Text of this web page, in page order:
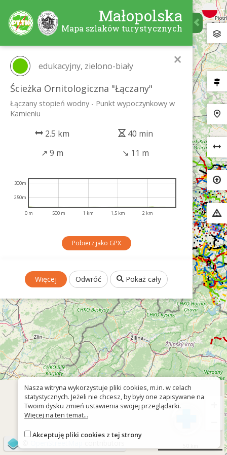
Małopolska
Mapa szlaków turystycznych
×
edukacyjny, zielono-biały
Ścieżka Ornitologiczna "Łączany"
Łączany stopień wodny - Punkt wypoczynkowy w
Kamieniu
2.5 km
40 min
↗ 9 m ↘ 11 m
0 m 500 m 1 km 1,5 km 2 km
250m
300m
Pobierz jako GPX
Więcej Odwróć Pokaż cały
Nasza witryna wykorzystuje pliki cookies, m.in. w celach
statystycznych. Jeżeli nie chcesz, by były one zapisywane na
Twoim dysku zmień ustawienia swojej przeglądarki.
Więcej na ten temat...
Akceptuję pliki cookies z tej strony